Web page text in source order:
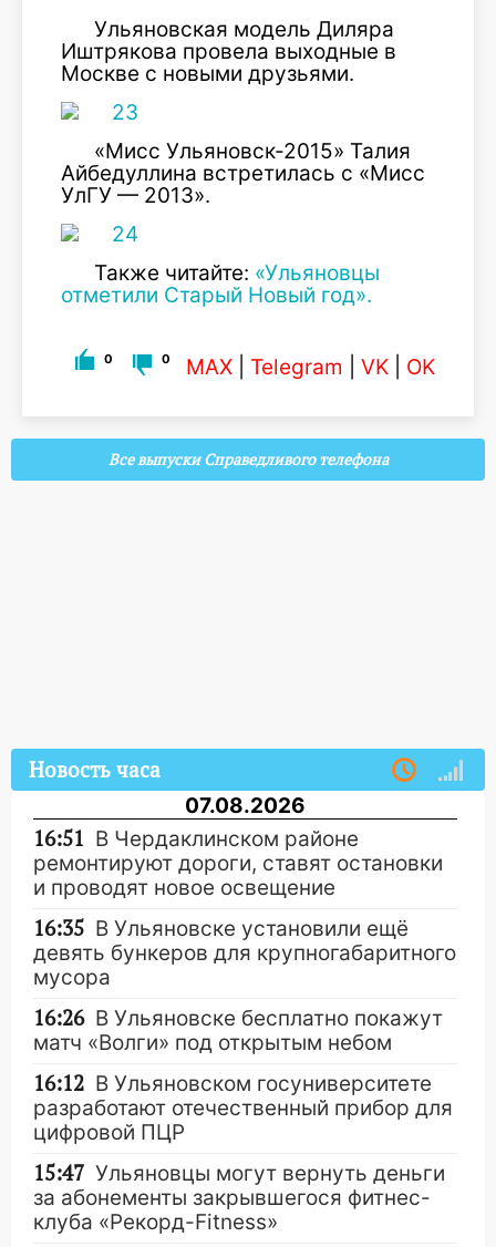
Ульяновская модель Диляра
Иштрякова провела выходные в
Москве с новыми друзьями.
«Мисс Ульяновск-2015» Талия
Айбедуллина встретилась с «Мисс
УлГУ — 2013».
Также читайте: «Ульяновцы
отметили Старый Новый год».
0 0 MAX Telegram VK OK
Все выпуски Справедливого телефона
Новость часа
07.08.2026
16:51 В Чердаклинском районе
ремонтируют дороги, ставят остановки
и проводят новое освещение
16:35 В Ульяновске установили ещё
девять бункеров для крупногабаритного
мусора
16:26 В Ульяновске бесплатно покажут
матч «Волги» под открытым небом
16:12 В Ульяновском госуниверситете
разработают отечественный прибор для
цифровой ПЦР
15:47 Ульяновцы могут вернуть деньги
за абонементы закрывшегося фитнес-
клуба «Рекорд-Fitness»